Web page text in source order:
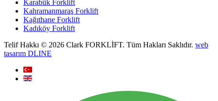
Karabük Forklift
Kahramanmaraş Forklift
Kağıthane Forklift
Kadıköy Forklift
Telif Hakkı © 2026 Clark FORKLİFT. Tüm Hakları Saklıdır. web
tasarım DLINE